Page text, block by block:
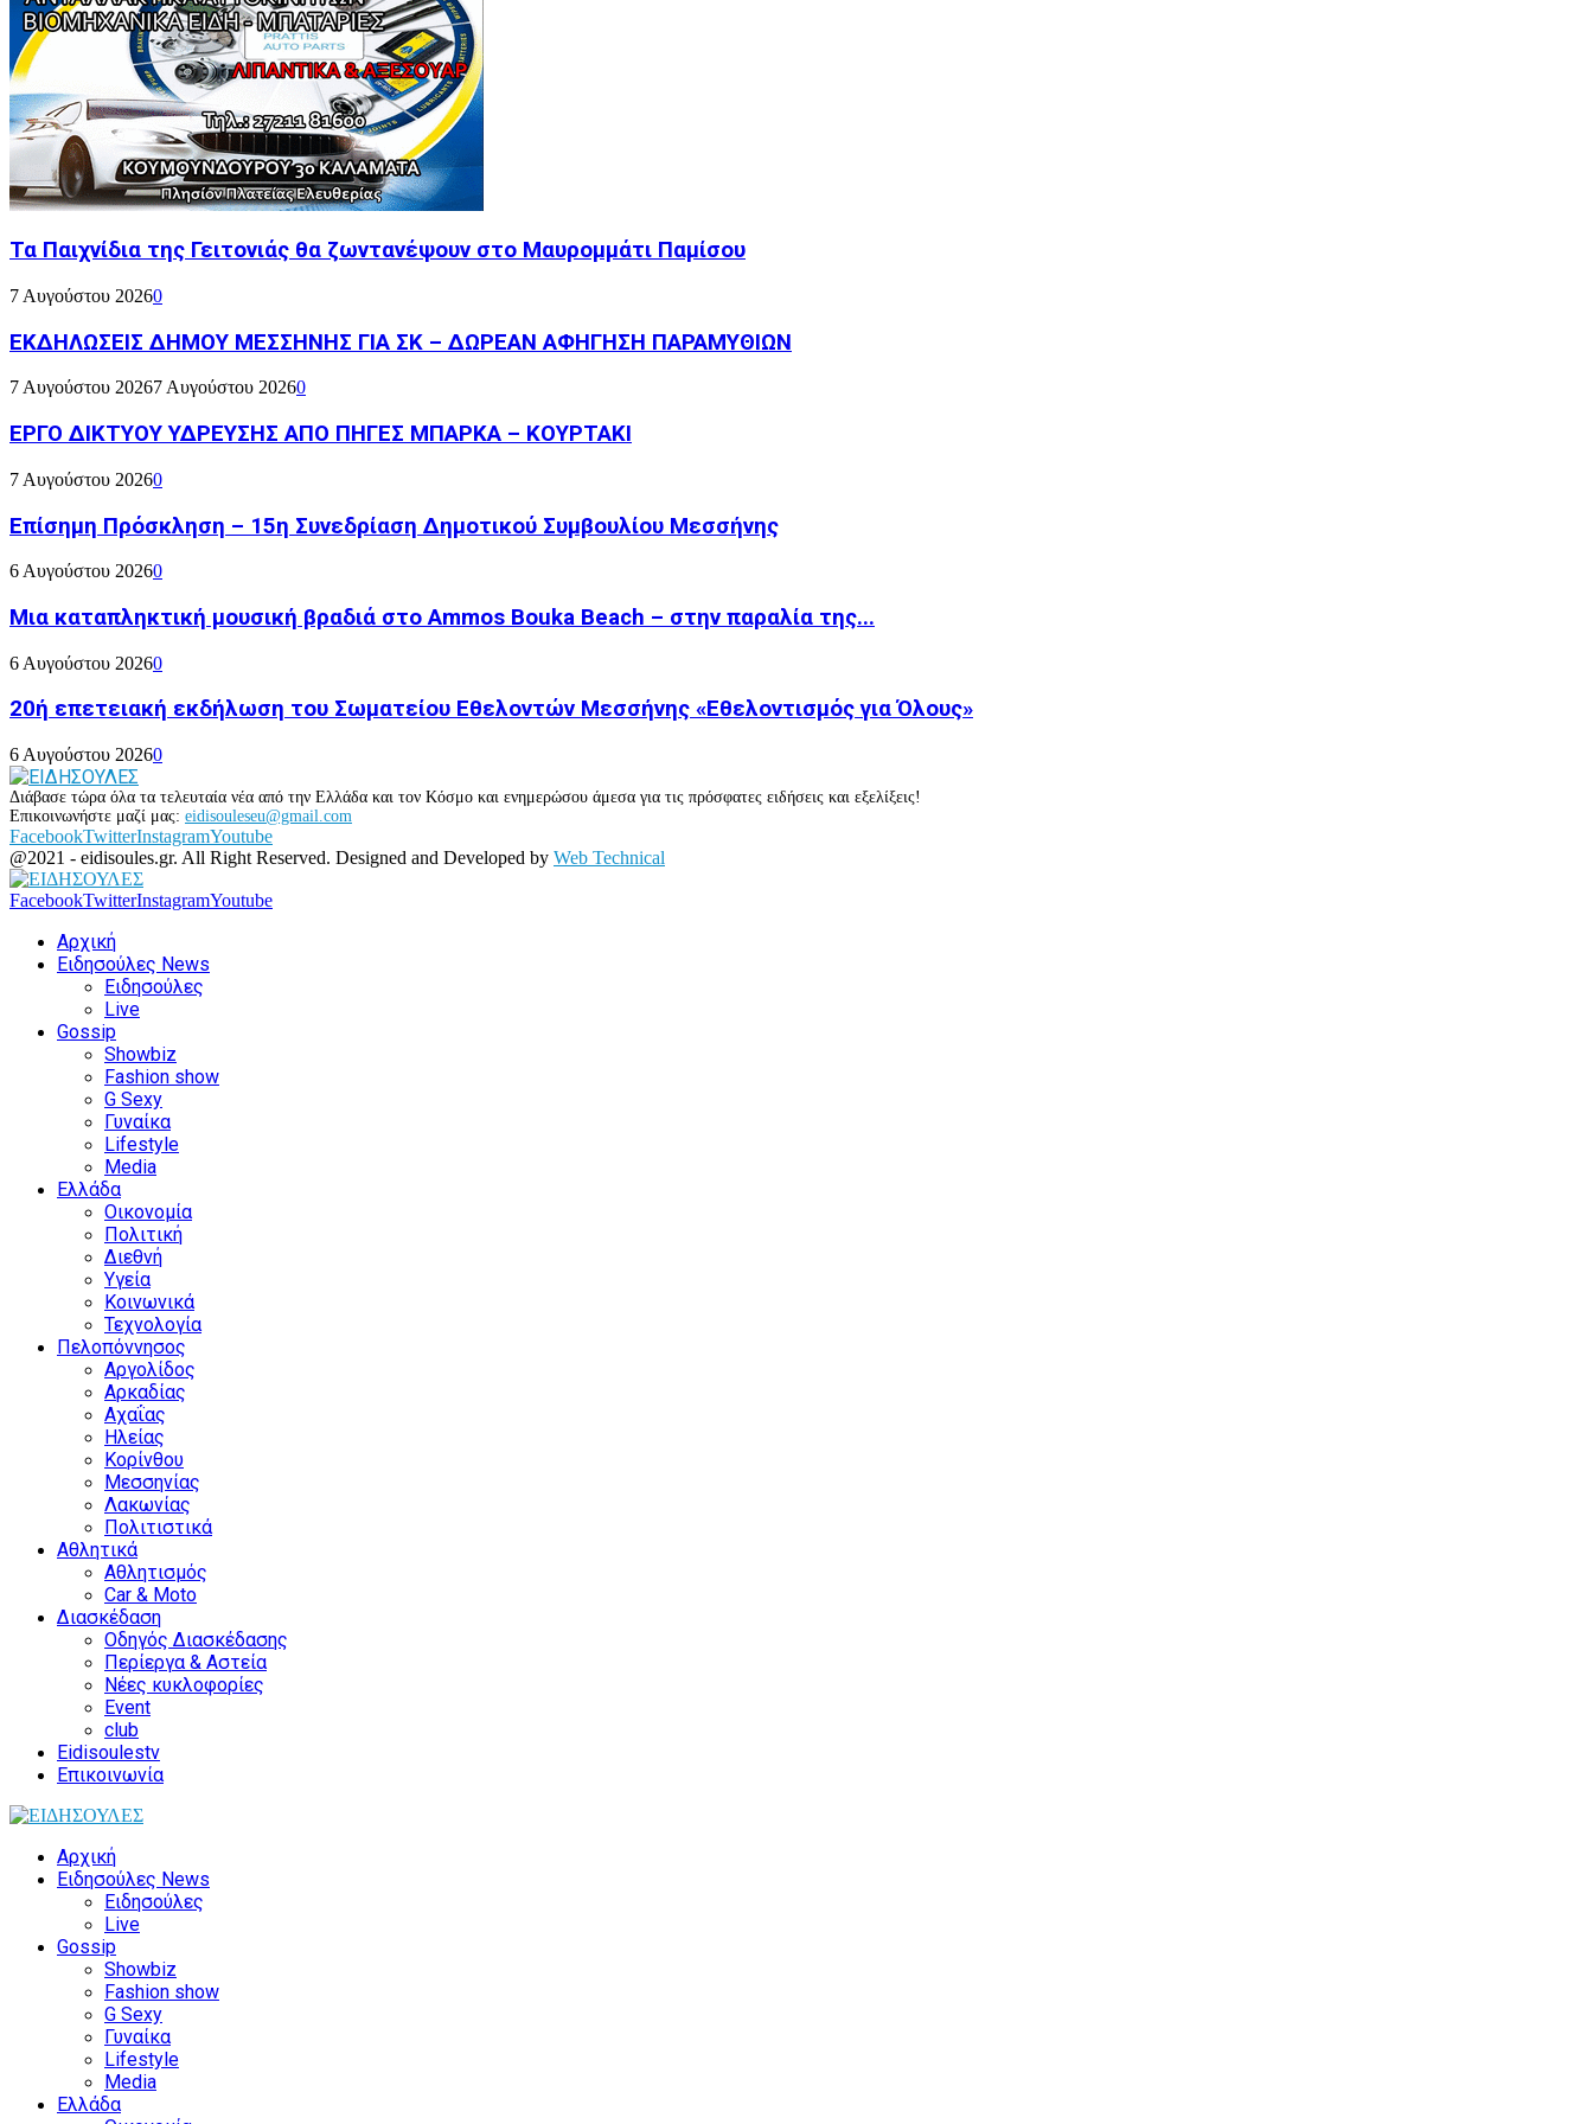
Τα Παιχνίδια της Γειτονιάς θα ζωντανέψουν στο Μαυρομμάτι Παμίσου
7 Αυγούστου 20260
ΕΚΔΗΛΩΣΕΙΣ ΔΗΜΟΥ ΜΕΣΣΗΝΗΣ ΓΙΑ ΣΚ – ΔΩΡΕΑΝ ΑΦΗΓΗΣΗ ΠΑΡΑΜΥΘΙΩΝ
7 Αυγούστου 20267 Αυγούστου 20260
ΕΡΓΟ ΔΙΚΤΥΟΥ ΥΔΡΕΥΣΗΣ ΑΠΟ ΠΗΓΕΣ ΜΠΑΡΚΑ – ΚΟΥΡΤΑΚΙ
7 Αυγούστου 20260
Επίσημη Πρόσκληση – 15η Συνεδρίαση Δημοτικού Συμβουλίου Μεσσήνης
6 Αυγούστου 20260
Μια καταπληκτική μουσική βραδιά στο Ammos Bouka Beach – στην παραλία της...
6 Αυγούστου 20260
20ή επετειακή εκδήλωση του Σωματείου Εθελοντών Μεσσήνης «Εθελοντισμός για Όλους»
6 Αυγούστου 20260
Διάβασε τώρα όλα τα τελευταία νέα από την Ελλάδα και τον Κόσμο και ενημερώσου άμεσα για τις πρόσφατες ειδήσεις και εξελίξεις!
Επικοινωνήστε μαζί μας: eidisouleseu@gmail.com
FacebookTwitterInstagramYoutube
@2021 - eidisoules.gr. All Right Reserved. Designed and Developed by Web Technical
FacebookTwitterInstagramYoutube
Αρχική
Ειδησούλες News
Ειδησούλες
Live
Gossip
Showbiz
Fashion show
G Sexy
Γυναίκα
Lifestyle
Media
Ελλάδα
Οικονομία
Πολιτική
Διεθνή
Υγεία
Κοινωνικά
Τεχνολογία
Πελοπόννησος
Αργολίδος
Αρκαδίας
Αχαΐας
Ηλείας
Κορίνθου
Μεσσηνίας
Λακωνίας
Πολιτιστικά
Αθλητικά
Αθλητισμός
Car & Moto
Διασκέδαση
Οδηγός Διασκέδασης
Περίεργα & Αστεία
Νέες κυκλοφορίες
Event
club
Eidisoulestv
Επικοινωνία
Αρχική
Ειδησούλες News
Ειδησούλες
Live
Gossip
Showbiz
Fashion show
G Sexy
Γυναίκα
Lifestyle
Media
Ελλάδα